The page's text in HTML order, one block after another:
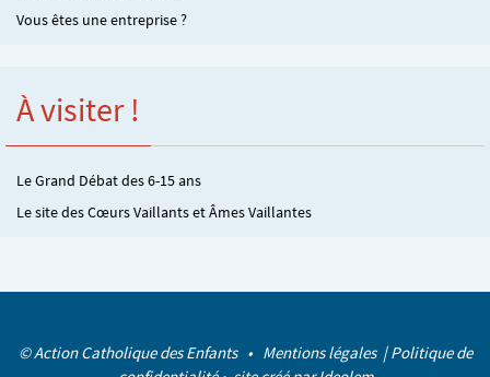
Vous êtes une entreprise ?
À visiter !
Le Grand Débat des 6-15 ans
Le site des Cœurs Vaillants et Âmes Vaillantes
© Action Catholique des Enfants • Mentions légales |Politique de